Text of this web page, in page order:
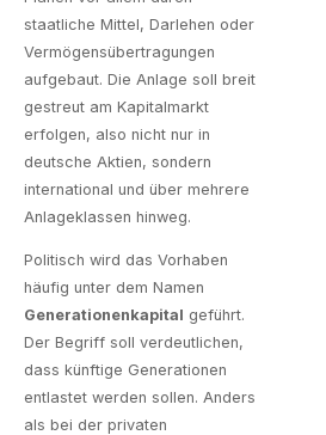
staatliche Mittel, Darlehen oder
Vermögensübertragungen
aufgebaut. Die Anlage soll breit
gestreut am Kapitalmarkt
erfolgen, also nicht nur in
deutsche Aktien, sondern
international und über mehrere
Anlageklassen hinweg.
Politisch wird das Vorhaben
häufig unter dem Namen
Generationenkapital geführt.
Der Begriff soll verdeutlichen,
dass künftige Generationen
entlastet werden sollen. Anders
als bei der privaten